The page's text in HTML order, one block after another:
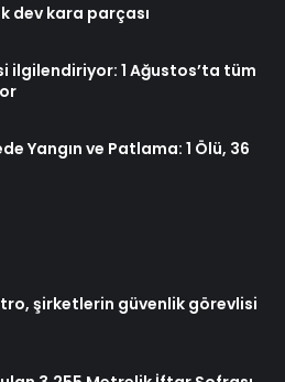
dev kara parçası
ilgilendiriyor: 1 Ağustos’ta tüm
Yangın ve Patlama: 1 Ölü, 36
şirketlerin güvenlik görevlisi